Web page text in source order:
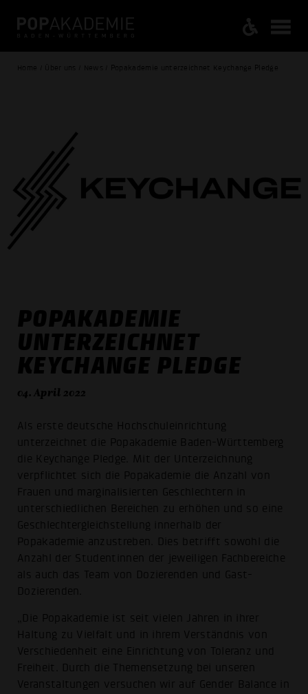
Home / Über uns / News / Popakademie unterzeichnet Keychange Pledge
POPAKADEMIE
UNTERZEICHNET
KEYCHANGE PLEDGE
04. April 2022
Als erste deutsche Hochschuleinrichtung
unterzeichnet die Popakademie Baden-Württemberg
die Keychange Pledge. Mit der Unterzeichnung
verpflichtet sich die Popakademie die Anzahl von
Frauen und marginalisierten Geschlechtern in
unterschiedlichen Bereichen zu erhöhen und so eine
Geschlechtergleichstellung innerhalb der
Popakademie anzustreben. Dies betrifft sowohl die
Anzahl der Studentinnen der jeweiligen Fachbereiche
als auch das Team von Dozierenden und Gast-
Dozierenden.
„Die Popakademie ist seit vielen Jahren in ihrer
Haltung zu Vielfalt und in ihrem Verständnis von
Verschiedenheit eine Einrichtung von Toleranz und
Freiheit. Durch die Themensetzung bei unseren
Veranstaltungen versuchen wir auf Gender Balance in